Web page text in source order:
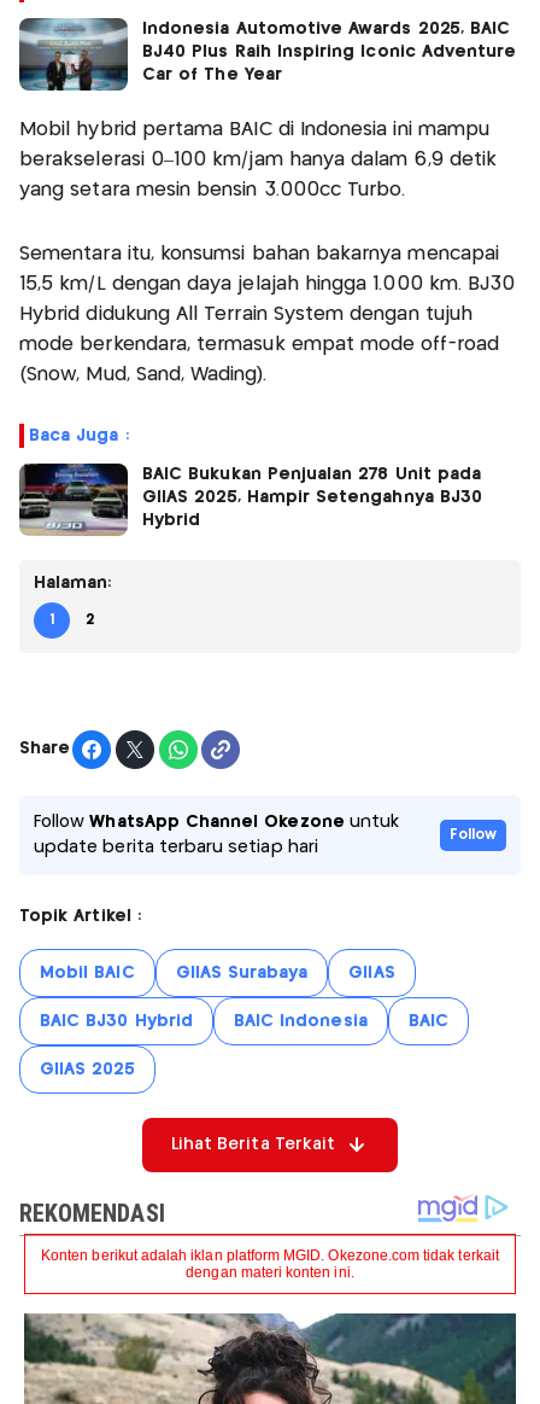
Indonesia Automotive Awards 2025, BAIC
BJ40 Plus Raih Inspiring Iconic Adventure
Car of The Year
Mobil hybrid pertama BAIC di Indonesia ini mampu
berakselerasi 0–100 km/jam hanya dalam 6,9 detik
yang setara mesin bensin 3.000cc Turbo.
Sementara itu, konsumsi bahan bakarnya mencapai
15,5 km/L dengan daya jelajah hingga 1.000 km. BJ30
Hybrid didukung All Terrain System dengan tujuh
mode berkendara, termasuk empat mode off-road
(Snow, Mud, Sand, Wading).
Baca Juga :
BAIC Bukukan Penjualan 278 Unit pada
GIIAS 2025, Hampir Setengahnya BJ30
Hybrid
Halaman:
1 2
Share
FollowWhatsApp Channel Okezone untuk
update berita terbaru setiap hari
Follow
Topik Artikel :
Mobil BAIC GIIAS Surabaya GIIAS
BAIC BJ30 Hybrid BAIC Indonesia BAIC
GIIAS 2025
Lihat Berita Terkait